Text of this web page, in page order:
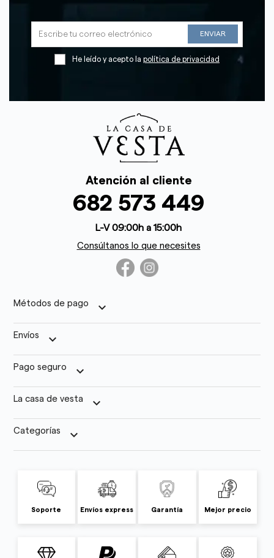
He leído y acepto la política de privacidad
Atención al cliente
682 573 449
L-V 09:00h a 15:00h
Consúltanos lo que necesites
Métodos de pago keyboard_arrow_down
Envíos keyboard_arrow_down
Pago seguro keyboard_arrow_down
La casa de vesta keyboard_arrow_down
Categorías keyboard_arrow_down
Soporte Envíos express Garantía Mejor precio